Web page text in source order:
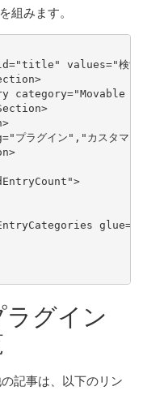
組みます。
values="検索
category="Movable
ラグイン","カスタマイ
ラグイン
記事は、以下のリン